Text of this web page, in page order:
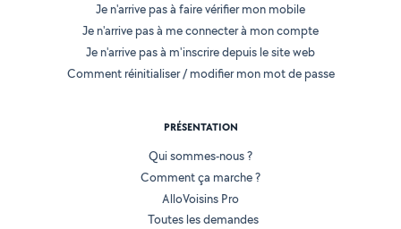
Je n'arrive pas à faire vérifier mon mobile
Je n'arrive pas à me connecter à mon compte
Je n'arrive pas à m'inscrire depuis le site web
Comment réinitialiser / modifier mon mot de passe
PRÉSENTATION
Qui sommes-nous ?
Comment ça marche ?
AlloVoisins Pro
Toutes les demandes